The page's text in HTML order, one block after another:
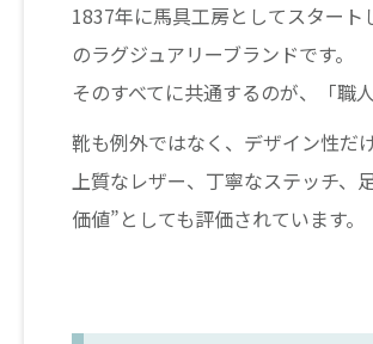
1837年に馬具工房としてスター
のラグジュアリーブランドです。
そのすべてに共通するのが、「職
靴も例外ではなく、デザイン性だ
上質なレザー、丁寧なステッチ
価値”としても評価されています。